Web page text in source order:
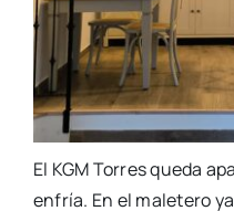
El KGM Torres queda
enfría. En el maletero